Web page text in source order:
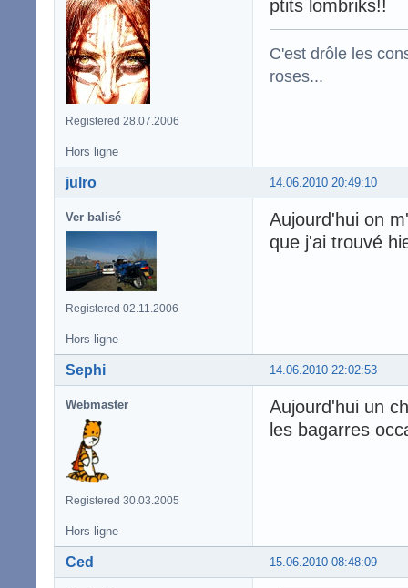
Registered 28.07.2006
ptits lombriks!!
C'est drôle les
roses...
Hors ligne
14.06.2010 20:49:10
julro
Ver balisé
Registered 02.11.2006
Aujourd'hui on
que j'ai trouvé
Hors ligne
14.06.2010 22:02:53
Sephi
Webmaster
Registered 30.03.2005
Aujourd'hui un
les bagarres
Hors ligne
15.06.2010 08:48:09
Ced